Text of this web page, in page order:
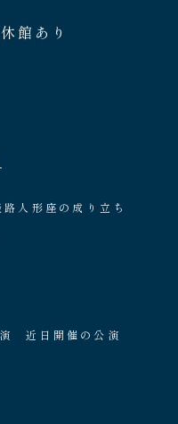
館あり
路人形座の成り立ち
近日開催の公演